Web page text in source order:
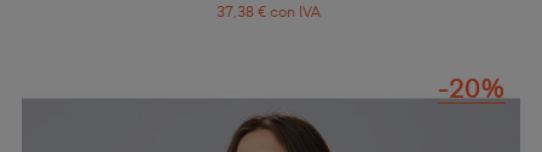
37,38 € con IVA
-20%